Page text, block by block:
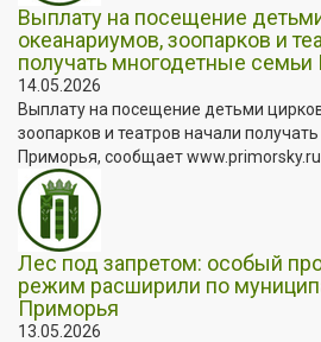
Выплату на посещение
океанариумов, зоопарков и
получать многодетные
14.05.2026
Выплату на посещение детьми
зоопарков и театров начали
Приморья, сообщает
Лес под запретом: особый
режим расширили по
Приморья
13.05.2026